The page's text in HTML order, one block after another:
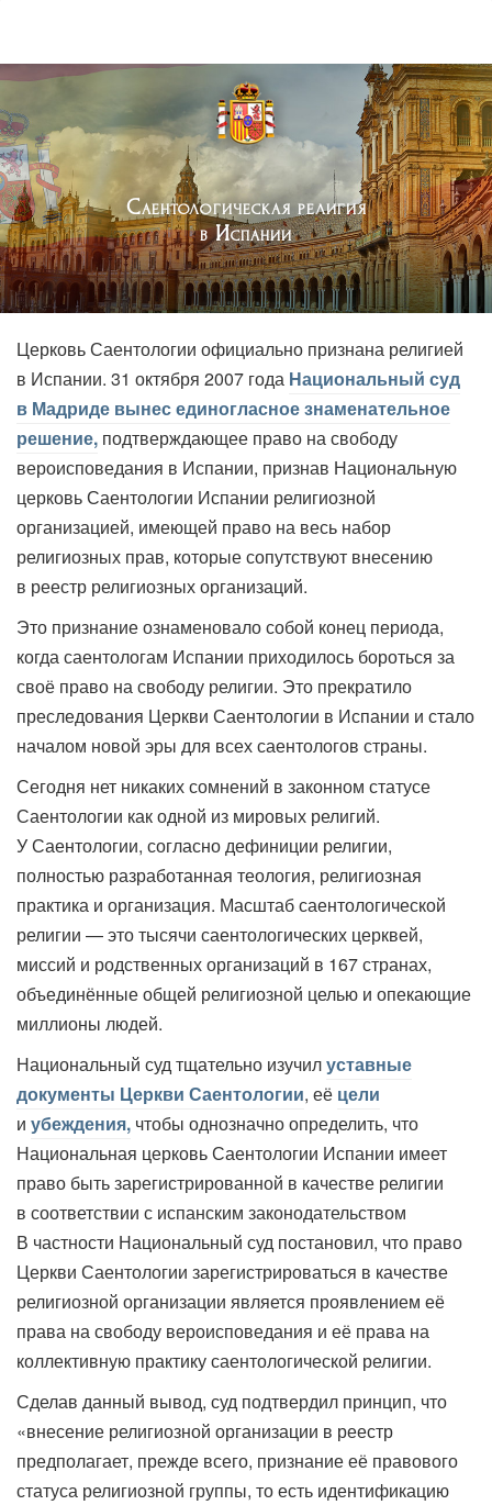
Саентологическая религия
в Испании
Церковь Саентологии официально признана религией
в Испании. 31 октября 2007 года Национальный суд
в Мадриде вынес единогласное знаменательное
решение, подтверждающее право на свободу
вероисповедания в Испании, признав Национальную
церковь Саентологии Испании религиозной
организацией, имеющей право на весь набор
религиозных прав, которые сопутствуют внесению
в реестр религиозных организаций.
Это признание ознаменовало собой конец периода,
когда саентологам Испании приходилось бороться за
своё право на свободу религии. Это прекратило
преследования Церкви Саентологии в Испании и стало
началом новой эры для всех саентологов страны.
Сегодня нет никаких сомнений в законном статусе
Саентологии как одной из мировых религий.
У Саентологии, согласно дефиниции религии,
полностью разработанная теология, религиозная
практика и организация. Масштаб саентологической
религии — это тысячи саентологических церквей,
миссий и родственных организаций в 167 странах,
объединённые общей религиозной целью и опекающие
миллионы людей.
Национальный суд тщательно изучилуставные
документы Церкви Саентологии, её цели
и убеждения, чтобы однозначно определить, что
Национальная церковь Саентологии Испании имеет
право быть зарегистрированной в качестве религии
в соответствии с испанским законодательством
В частности Национальный суд постановил, что право
Церкви Саентологии зарегистрироваться в качестве
религиозной организации является проявлением её
права на свободу вероисповедания и её права на
коллективную практику саентологической религии.
Сделав данный вывод, суд подтвердил принцип, что
«внесение религиозной организации в реестр
предполагает, прежде всего, признание её правового
статуса религиозной группы, то есть идентификацию